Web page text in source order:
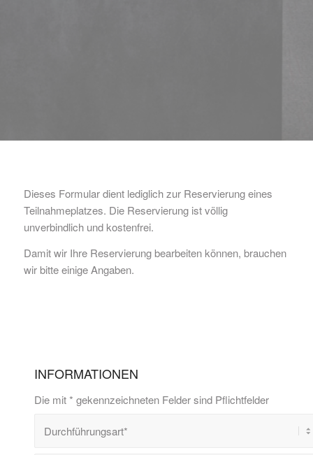
Dieses Formular dient lediglich zur Reservierung eines
Teilnahmeplatzes. Die Reservierung ist völlig
unverbindlich und kostenfrei.
Damit wir Ihre Reservierung bearbeiten können, brauchen
wir bitte einige Angaben.
INFORMATIONEN
Die mit * gekennzeichneten Felder sind Pflichtfelder